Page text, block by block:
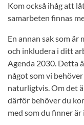
Kom också ihåg att
samarbeten finnas
En annan sak som
och inkludera i ditt
Agenda 2030. Detta
något som vi
naturligtvis. Om det
därför behöver du
med som du finner